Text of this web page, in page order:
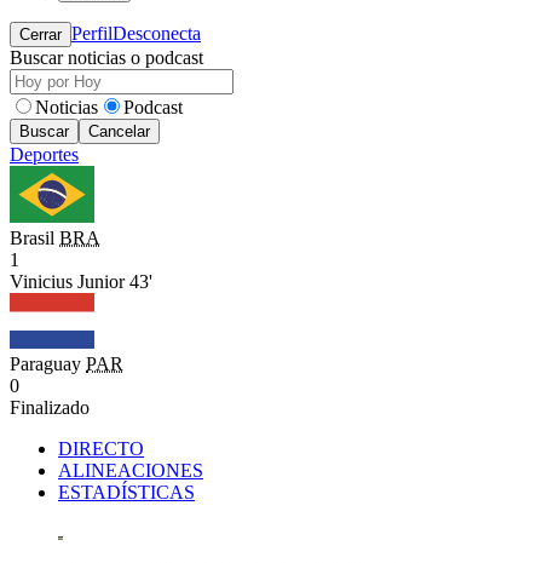
Cerrar PerfilDesconecta
Buscar noticias o podcast
Noticias Podcast
Buscar Cancelar
Deportes
Brasil BRA
1
Vinicius Junior 43'
Paraguay PAR
0
Finalizado
DIRECTO
ALINEACIONES
ESTADÍSTICAS